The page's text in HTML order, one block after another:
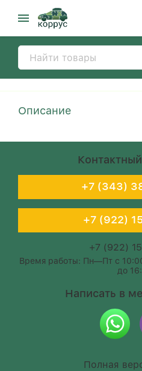
Описание
+7 (343)
+7 (922)
+7 (922)
Время работы: Пн—Пт с
до
Написать в
Полная